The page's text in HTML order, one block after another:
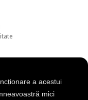
a acestui
mici